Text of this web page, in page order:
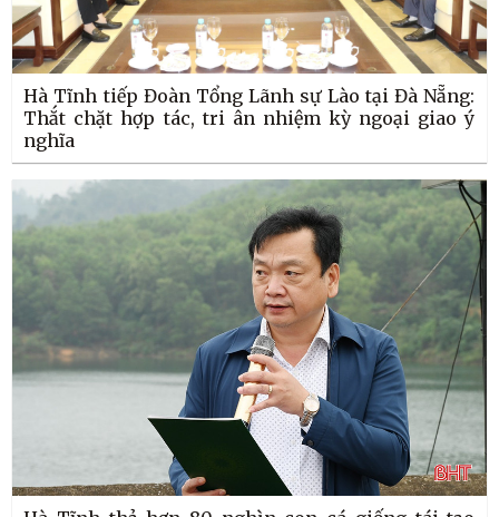
Hà Tĩnh tiếp Đoàn Tổng Lãnh sự Lào tại Đà Nẵng:
Thắt chặt hợp tác, tri ân nhiệm kỳ ngoại giao ý
nghĩa